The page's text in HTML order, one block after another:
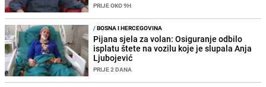
PRIJE OKO 9H
/BOSNA I HERCEGOVINA
Pijana sjela za volan: Osiguranje odbilo
isplatu štete na vozilu koje je slupala Anja
Ljubojević
PRIJE 2 DANA